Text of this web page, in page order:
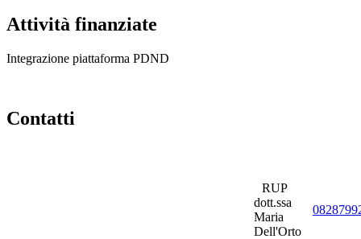
Attività finanziate
Integrazione piattaforma PDND
Contatti
RUP
dott.ssa
Maria
Dell'Orto